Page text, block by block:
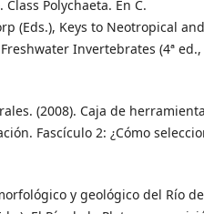
Class Polychaeta. En C.
(Eds.), Keys to Neotropical and
Invertebrates (4ª ed.,
(2008). Caja de
Fascículo 2: ¿Cómo
y geológico del Río